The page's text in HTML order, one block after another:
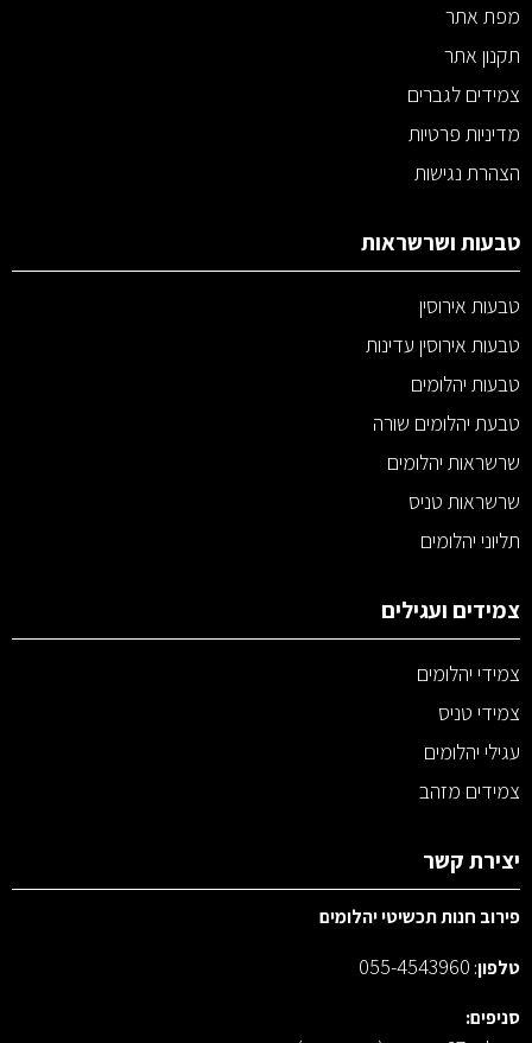
מפת אתר
תקנון אתר
צמידים לגברים
מדיניות פרטיות
הצהרת נגישות
טבעות ושרשראות
טבעות אירוסין
טבעות אירוסין עדינות
טבעות יהלומים
טבעת יהלומים שורה
שרשראות יהלומים
שרשראות טניס
תליוני יהלומים
צמידים ועגילים
צמידי יהלומים
צמידי טניס
עגילי יהלומים
צמידים מזהב
יצירת קשר
פירוב חנות תכשיטי יהלומים
טלפון:
055-4543960
סניפים: